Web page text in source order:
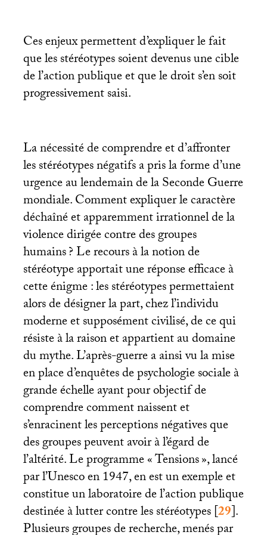
Ces enjeux permettent d’expliquer le fait
que les stéréotypes soient devenus une cible
de l’action publique et que le droit s’en soit
progressivement saisi.
La nécessité de comprendre et d’affronter
les stéréotypes négatifs a pris la forme d’une
urgence au lendemain de la Seconde Guerre
mondiale. Comment expliquer le caractère
déchaîné et apparemment irrationnel de la
violence dirigée contre des groupes
humains? Le recours à la notion de
stéréotype apportait une réponse efficace à
cette énigme : les stéréotypes permettaient
alors de désigner la part, chez l’individu
moderne et supposément civilisé, de ce qui
résiste à la raison et appartient au domaine
du mythe. L’après-guerre a ainsi vu la mise
en place d’enquêtes de psychologie sociale à
grande échelle ayant pour objectif de
comprendre comment naissent et
s’enracinent les perceptions négatives que
des groupes peuvent avoir à l’égard de
l’altérité. Le programme «Tensions», lancé
par l’Unesco en 1947, en est un exemple et
constitue un laboratoire de l’action publique
destinée à lutter contre les stéréotypes[29].
Plusieurs groupes de recherche, menés par